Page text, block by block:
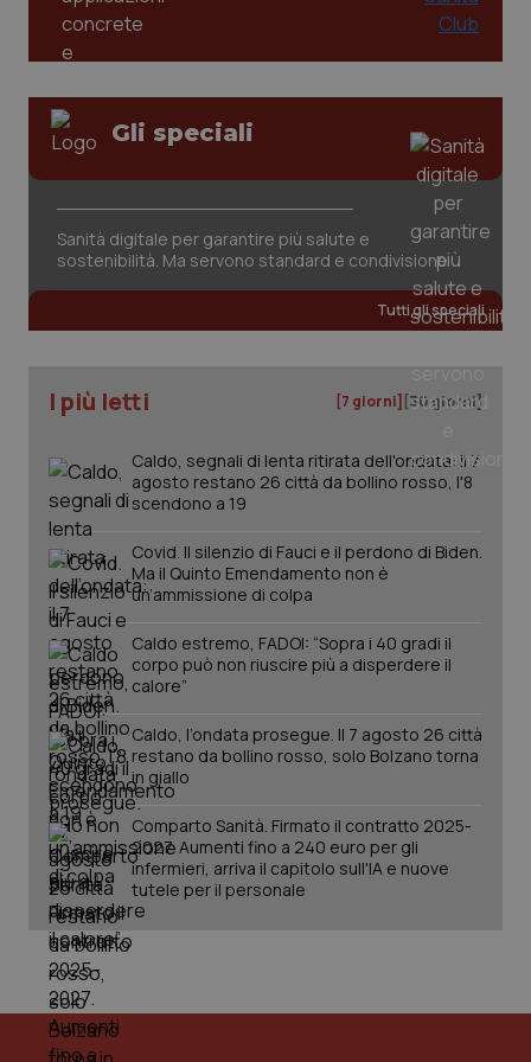
Gli speciali
Sanità digitale per garantire più salute e
sostenibilità. Ma servono standard e condivisione
Tutti gli speciali
I più letti [7 giorni] [30 giorni]
Caldo, segnali di lenta ritirata dell'ondata: il 7
agosto restano 26 città da bollino rosso, l'8
scendono a 19
Covid. Il silenzio di Fauci e il perdono di Biden.
Ma il Quinto Emendamento non è
un’ammissione di colpa
Caldo estremo, FADOI: “Sopra i 40 gradi il
corpo può non riuscire più a disperdere il
calore”
Caldo, l’ondata prosegue. Il 7 agosto 26 città
restano da bollino rosso, solo Bolzano torna
in giallo
Comparto Sanità. Firmato il contratto 2025-
2027. Aumenti fino a 240 euro per gli
infermieri, arriva il capitolo sull'IA e nuove
tutele per il personale
www.quotidianosanita.it
tracking-sites-ironfish-
tracking-enable
www.quotidianosanita.it
tracking-sites-ironfish-
session-id
_ga
Google LLC